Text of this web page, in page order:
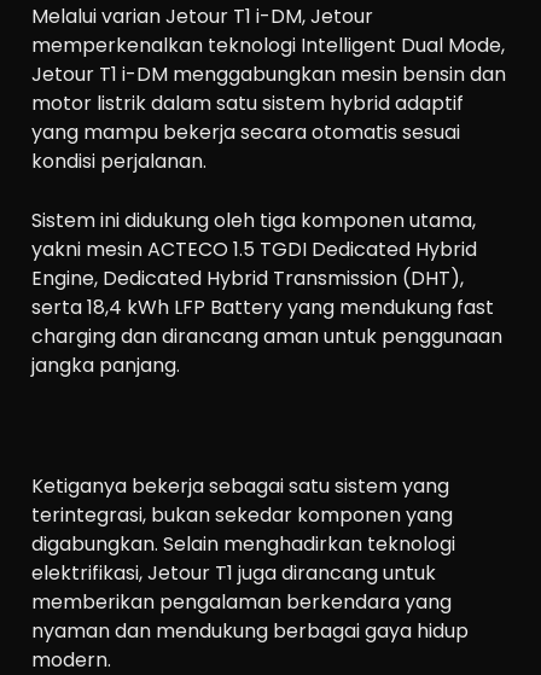
Melalui varian Jetour T1 i-DM, Jetour
memperkenalkan teknologi Intelligent Dual Mode,
Jetour T1 i-DM menggabungkan mesin bensin dan
motor listrik dalam satu sistem hybrid adaptif
yang mampu bekerja secara otomatis sesuai
kondisi perjalanan.
Sistem ini didukung oleh tiga komponen utama,
yakni mesin ACTECO 1.5 TGDI Dedicated Hybrid
Engine, Dedicated Hybrid Transmission (DHT),
serta 18,4 kWh LFP Battery yang mendukung fast
charging dan dirancang aman untuk penggunaan
jangka panjang.
Ketiganya bekerja sebagai satu sistem yang
terintegrasi, bukan sekedar komponen yang
digabungkan. Selain menghadirkan teknologi
elektrifikasi, Jetour T1 juga dirancang untuk
memberikan pengalaman berkendara yang
nyaman dan mendukung berbagai gaya hidup
modern.